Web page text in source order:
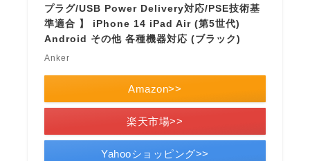
プラグ/USB Power Delivery対応/PSE技術基
準適合 】 iPhone 14 iPad Air (第5世代)
Android その他 各種機器対応 (ブラック)
Anker
Amazon>>
楽天市場>>
Yahooショッピング>>